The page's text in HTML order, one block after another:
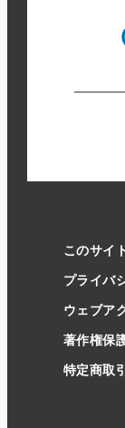
このサイ
プライバ
ウェブア
著作権保
特定商取